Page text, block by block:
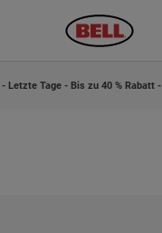
Letzte Tage - Bis zu 40 % Rabatt -